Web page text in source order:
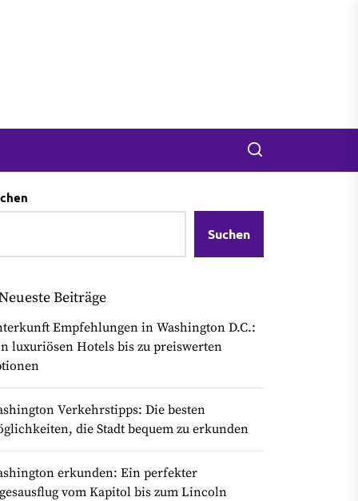
Search
Suchen
Beiträge
Empfehlungen in Washington D.C.:
luxuriösen Hotels bis zu preiswerten
Verkehrstipps: Die besten
die Stadt bequem zu erkunden
erkunden: Ein perfekter
vom Kapitol bis zum Lincoln